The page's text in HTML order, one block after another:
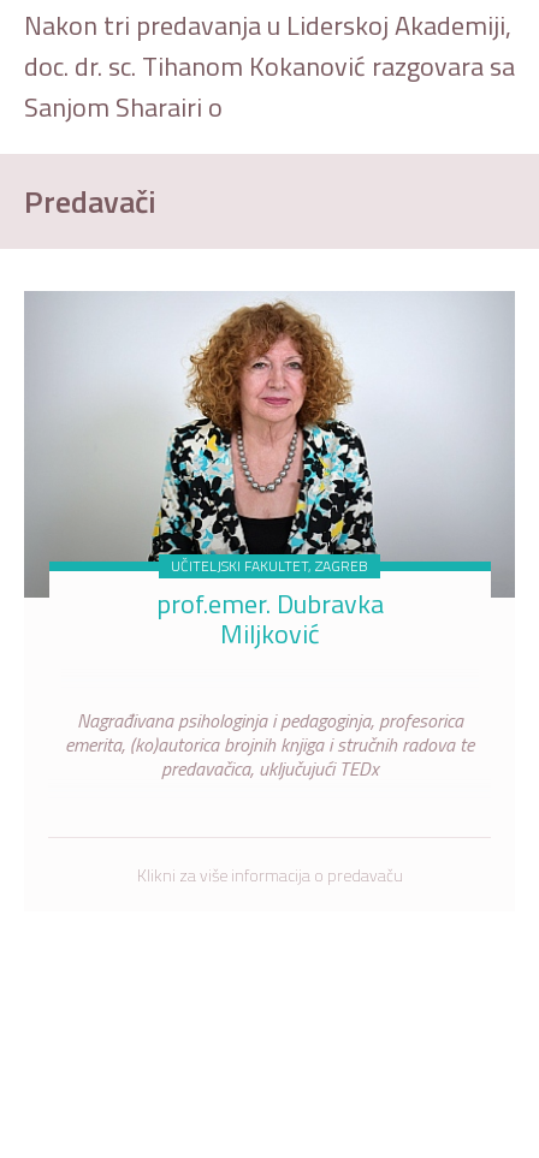
Nakon tri predavanja u Liderskoj Akademiji,
doc. dr. sc. Tihanom Kokanović razgovara sa
Sanjom Sharairi o
Predavači
UČITELJSKI FAKULTET, ZAGREB
prof.emer. Dubravka
Miljković
Nagrađivana psihologinja i pedagoginja, profesorica
emerita, (ko)autorica brojnih knjiga i stručnih radova te
predavačica, uključujući TEDx
Klikni za više informacija o predavaču